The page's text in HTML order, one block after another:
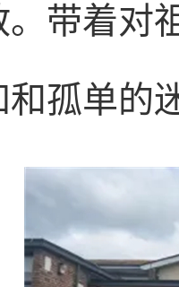
。带着对
孤单的